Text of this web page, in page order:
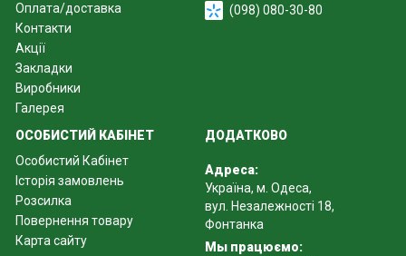
Оплата/доставка
Контакти
Акції
Закладки
Виробники
Галерея
(098) 080-30-80
ОСОБИСТИЙ КАБІНЕТ
Особистий Кабінет
Історія замовлень
Розсилка
Повернення товару
Карта сайту
ДОДАТКОВО
Адреса:
Україна, м. Одеса,
вул. Незалежності 18,
Фонтанка
Мы працюємо: